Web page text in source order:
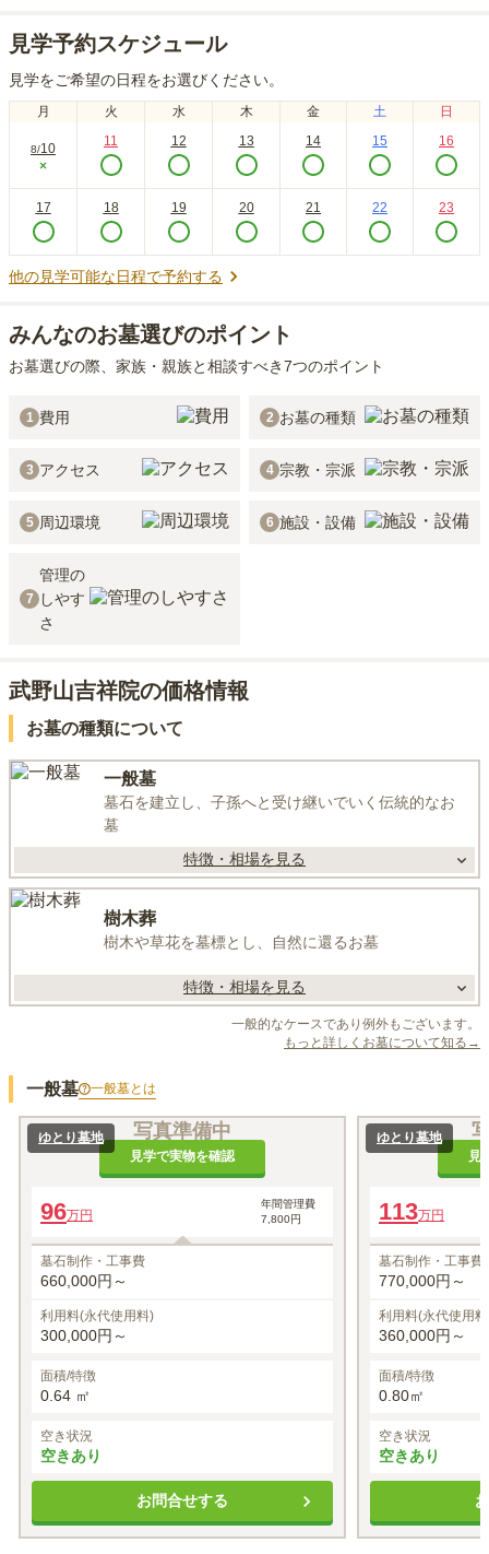
見学予約スケジュール
見学をご希望の日程をお選びください。
月 火 水 木 金 土 日
8/10
×
11 12 13 14 15 16
17 18 19 20 21 22 23
他の見学可能な日程で予約する
みんなのお墓選びのポイント
お墓選びの際、家族・親族と相談すべき7つのポイント
1 費用 2 お墓の種類
3 アクセス 4 宗教・宗派
5 周辺環境 6 施設・設備
7
管理の
しやす
さ
武野山吉祥院の価格情報
お墓の種類について
一般墓
墓石を建立し、子孫へと受け継いでいく伝統的なお
墓
特徴・相場を見る
樹木葬
樹木や草花を墓標とし、自然に還るお墓
特徴・相場を見る
一般的なケースであり例外もございます。
もっと詳しくお墓について知る→
一般墓 一般墓とは
写真準備中
見学で実物を確認
ゆとり墓地
96万円
年間管理費
7,800円
墓石制作・工事費
660,000円～
利用料(永代使用料)
300,000円～
面積/特徴
0.64 ㎡
空き状況
空きあり
お問合せする
見
ゆとり墓地
113万円
墓石制作・工事費
770,000円～
利用料(永代使用
360,000円～
面積/特徴
0.80㎡
空き状況
空きあり